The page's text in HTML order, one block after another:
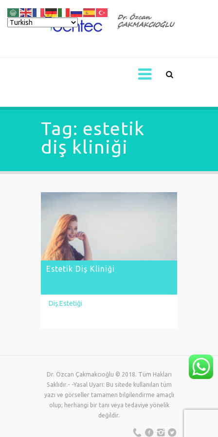
Tag: estetik
diş kliniği
Estetik Diş Kliniği
Diş Estetiği
Estetik Diş Kliniği
Estetik diş kliniği, yaşadığımız estetik diş
problemlerinde çözüm olabilecek
tedaviler sunan diş sağlığı merkezleridir.
Bu tarz kliniklerde bu...
Dr. Özcan Çakmakcıoğlu © 2018. Tüm Hakları
Saklıdır.- -Yasal Uyarı: Bu sitede kullanılan tüm
yazı ve görseller tamamen bilgilendirme amaçlı
olup; herhangi bir tanı veya tedaviye yönelik
değildir.